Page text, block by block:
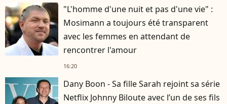
"L'homme d'une nuit et pas d'une vie" :
Mosimann a toujours été transparent
avec les femmes en attendant de
rencontrer l'amour
16:20
Dany Boon - Sa fille Sarah rejoint sa série
Netflix Johnny Biloute avec l’un de ses fils